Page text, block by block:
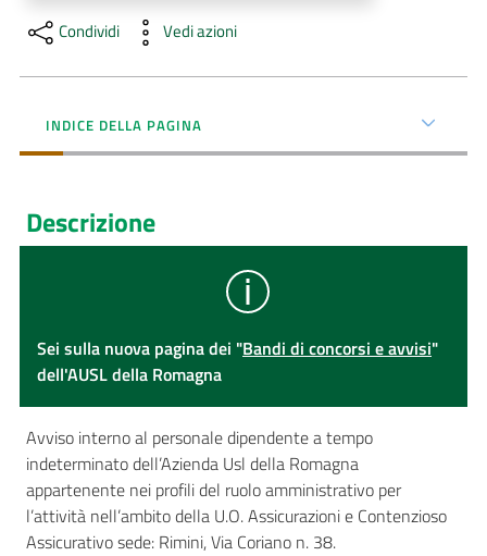
Condividi Vedi azioni
INDICE DELLA PAGINA
Descrizione
Sei sulla nuova pagina dei "Bandi di concorsi e avvisi"
dell'AUSL della Romagna
Avviso interno al personale dipendente a tempo
indeterminato dell’Azienda Usl della Romagna
appartenente nei profili del ruolo amministrativo per
l’attività nell’ambito della U.O. Assicurazioni e Contenzioso
Assicurativo sede: Rimini, Via Coriano n. 38.